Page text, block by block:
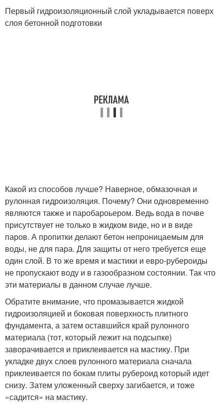
Первый гидроизоляционный слой укладывается поверх
слоя бетонной подготовки
Какой из способов лучше? Наверное, обмазочная и
рулонная гидроизоляция. Почему? Они одновременно
являются также и паробароьером. Ведь вода в почве
присутствует не только в жидком виде, но и в виде
паров. А пропитки делают бетон непроницаемым для
воды, не для пара. Для защиты от него требуется еще
один слой. В то же время и мастики и евро-рубероиды
не пропускают воду и в газообразном состоянии. Так что
эти материалы в данном случае лучше.
Обратите внимание, что промазывается жидкой
гидроизоляцией и боковая поверхность плитного
фундамента, а затем оставшийся край рулонного
материала (тот, который лежит на подсыпке)
заворачивается и приклеивается на мастику. При
укладке двух слоев рулонного материала сначала
приклеивается по бокам плиты рубероид который идет
снизу. Затем уложенный сверху загибается, и тоже
«садится» на мастику.